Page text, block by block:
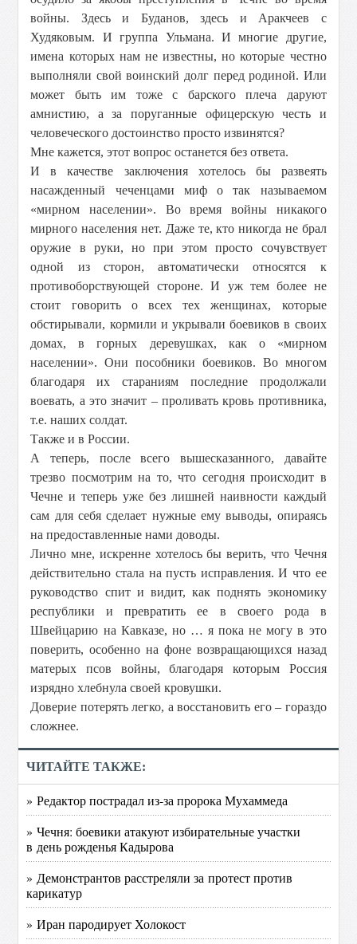
войны. Здесь и Буданов, здесь и Аракчеев с
Худяковым. И группа Ульмана. И многие другие,
имена которых нам не известны, но которые честно
выполняли свой воинский долг перед родиной. Или
может быть им тоже с барского плеча даруют
амнистию, а за поруганные офицерскую честь и
человеческого достоинство просто извинятся?
Мне кажется, этот вопрос останется без ответа.
И в качестве заключения хотелось бы развеять
насажденный чеченцами миф о так называемом
«мирном населении». Во время войны никакого
мирного населения нет. Даже те, кто никогда не брал
оружие в руки, но при этом просто сочувствует
одной из сторон, автоматически относятся к
противоборствующей стороне. И уж тем более не
стоит говорить о всех тех женщинах, которые
обстирывали, кормили и укрывали боевиков в своих
домах, в горных деревушках, как о «мирном
населении». Они пособники боевиков. Во многом
благодаря их стараниям последние продолжали
воевать, а это значит – проливать кровь противника,
т.е. наших солдат.
Также и в России.
А теперь, после всего вышесказанного, давайте
трезво посмотрим на то, что сегодня происходит в
Чечне и теперь уже без лишней наивности каждый
сам для себя сделает нужные ему выводы, опираясь
на предоставленные нами доводы.
Лично мне, искренне хотелось бы верить, что Чечня
действительно стала на пусть исправления. И что ее
руководство спит и видит, как поднять экономику
республики и превратить ее в своего рода в
Швейцарию на Кавказе, но … я пока не могу в это
поверить, особенно на фоне возвращающихся назад
матерых псов войны, благодаря которым Россия
изрядно хлебнула своей кровушки.
Доверие потерять легко, а восстановить его – гораздо
сложнее.
ЧИТАЙТЕ ТАКЖЕ:
» Редактор пострадал из-за пророка Мухаммеда
» Чечня: боевики атакуют избирательные участки
в день рожденья Кадырова
» Демонстрантов расстреляли за протест против
карикатур
» Иран пародирует Холокост